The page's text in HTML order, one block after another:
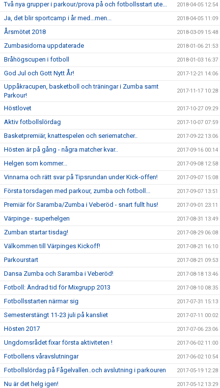
Två nya grupper i parkour/prova på och fotbollsstart ute... 2018-04-05 12:54
Ja, det blir sportcamp i år med...men... 2018-04-05 11:09
Årsmötet 2018 2018-03-09 15:48
Zumbasidorna uppdaterade 2018-01-06 21:53
Bråhögscupen i fotboll 2018-01-03 16:37
God Jul och Gott Nytt År! 2017-12-21 14:06
Uppåkracupen, basketboll och träningar i Zumba samt
Parkour!
2017-11-17 10:28
Höstlovet 2017-10-27 09:29
Aktiv fotbollslördag 2017-10-07 07:59
Basketpremiär, knattespelen och seriematcher.. 2017-09-22 13:06
Hösten är på gång - några matcher kvar.. 2017-09-16 00:14
Helgen som kommer... 2017-09-08 12:58
Vinnarna och rätt svar på Tipsrundan under Kick-offen! 2017-09-07 15:08
Första torsdagen med parkour, zumba och fotboll... 2017-09-07 13:51
Premiär för Saramba/Zumba i Veberöd - snart fullt hus! 2017-09-01 23:11
Värpinge - superhelgen 2017-08-31 13:49
Zumban startar tisdag! 2017-08-29 06:08
Välkommen till Värpinges Kickoff! 2017-08-21 16:10
Parkourstart 2017-08-21 09:53
Dansa Zumba och Saramba i Veberöd! 2017-08-18 13:46
Fotboll: Ändrad tid för Mixgrupp 2013 2017-08-10 08:35
Fotbollsstarten närmar sig 2017-07-31 15:13
Semesterstängt 11-23 juli på kansliet 2017-07-11 00:02
Hösten 2017 2017-07-06 23:06
Ungdomsrådet fixar första aktiviteten ! 2017-06-02 11:00
Fotbollens våravslutningar 2017-06-02 10:54
Fotbollslördag på Fågelvallen..och avslutning i parkouren 2017-05-19 12:28
Nu är det helg igen! 2017-05-12 13:29